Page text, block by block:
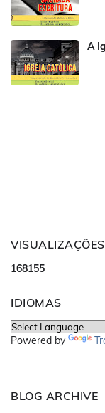
A
VISUALIZAÇÕES
168155
IDIOMAS
Powered by
BLOG ARCHIVE